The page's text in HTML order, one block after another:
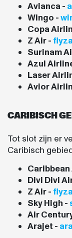
Avianca -
Wingo -
Copa
Z Air -
Surinam
Azul
Laser
Avior
CARIBISCH
Tot slot zijn er
Caribisch
Divi Divi
Z Air -
Sky High -
Air
Arajet -